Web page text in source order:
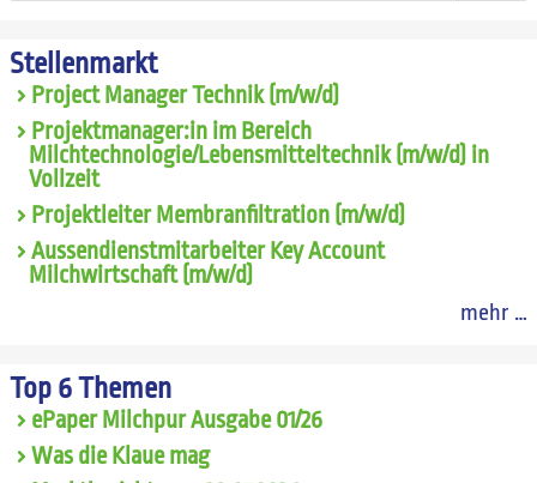
Stellenmarkt
Project Manager Technik (m/w/d)
Projektmanager:in im Bereich
Milchtechnologie/Lebensmitteltechnik (m/w/d) in
Vollzeit
Projektleiter Membranfiltration (m/w/d)
Aussendienstmitarbeiter Key Account
Milchwirtschaft (m/w/d)
mehr …
Top 6 Themen
ePaper Milchpur Ausgabe 01/26
Was die Klaue mag